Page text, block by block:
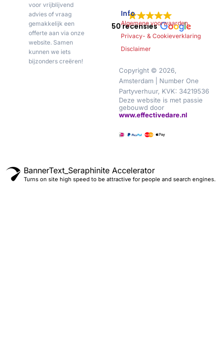
voor vrijblijvend
advies of vraag
gemakkelijk een
offerte aan via onze
website. Samen
kunnen we iets
bijzonders creëren!
50 recensies
Info
Algemene voorwaarden
Privacy- & Cookieverklaring
Disclaimer
Copyright © 2026,
Amsterdam | Number One
Partyverhuur, KVK: 34219536
Deze website is met passie
gebouwd door
www.effectivedare.nl
BannerText_Seraphinite Accelerator
Turns on site high speed to be attractive for people and search engines.